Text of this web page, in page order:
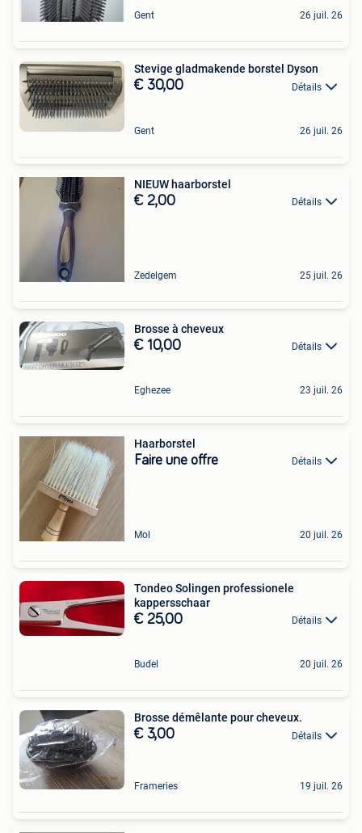
Gent 26 juil. 26
Stevige gladmakende borstel Dyson
€ 30,00 Détails
Gent 26 juil. 26
NIEUW haarborstel
€ 2,00 Détails
Zedelgem 25 juil. 26
Brosse à cheveux
€ 10,00 Détails
Eghezee 23 juil. 26
Haarborstel
Faire une offre Détails
Mol 20 juil. 26
Tondeo Solingen professionele
kappersschaar
€ 25,00 Détails
Budel 20 juil. 26
Brosse démêlante pour cheveux.
€ 3,00 Détails
Frameries 19 juil. 26